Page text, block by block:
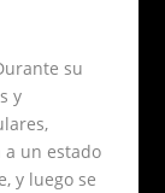
su
y
a un estado
y luego se